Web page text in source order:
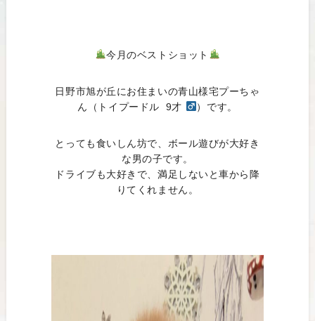
今月のベストショット
日野市旭が丘にお住まいの青山様宅プーちゃ
ん（トイプードル 9才
）です。
とっても食いしん坊で、ボール遊びが大好き
な男の子です。
ドライブも大好きで、満足しないと車から降
りてくれません。